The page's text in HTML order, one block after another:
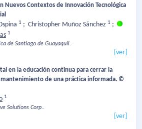
Nuevos Contextos de Innovación Tecnológica
1 ; Christopher Muñoz Sánchez 1 ;
1
de Santiago de Guayaquil.
[ver]
en la educación continua para cerrar la
mantenimiento de una práctica informada. ©
1
Solutions Corp..
[ver]